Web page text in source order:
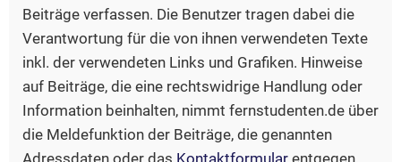
Beiträge verfassen. Die Benutzer tragen dabei die
Verantwortung für die von ihnen verwendeten Texte
inkl. der verwendeten Links und Grafiken. Hinweise
auf Beiträge, die eine rechtswidrige Handlung oder
Information beinhalten, nimmt fernstudenten.de über
die Meldefunktion der Beiträge, die genannten